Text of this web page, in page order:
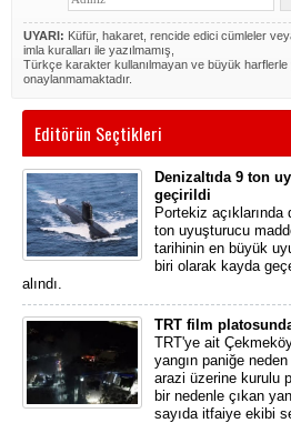
UYARI: Küfür, hakaret, rencide edici cümleler
imla kuralları ile yazılmamış,
Türkçe karakter kullanılmayan ve büyük harflerle
onaylanmamaktadır.
Editörün Seçtikleri
Denizaltıda 9 ton
geçirildi
Portekiz
ton uyuşturucu
tarihinin en büyük
biri olarak kayda
alındı.
TRT film
TRT'ye ait
yangın paniğe
arazi üzerine kurulu
bir nedenle çıkan
sayıda itfaiye ekibi